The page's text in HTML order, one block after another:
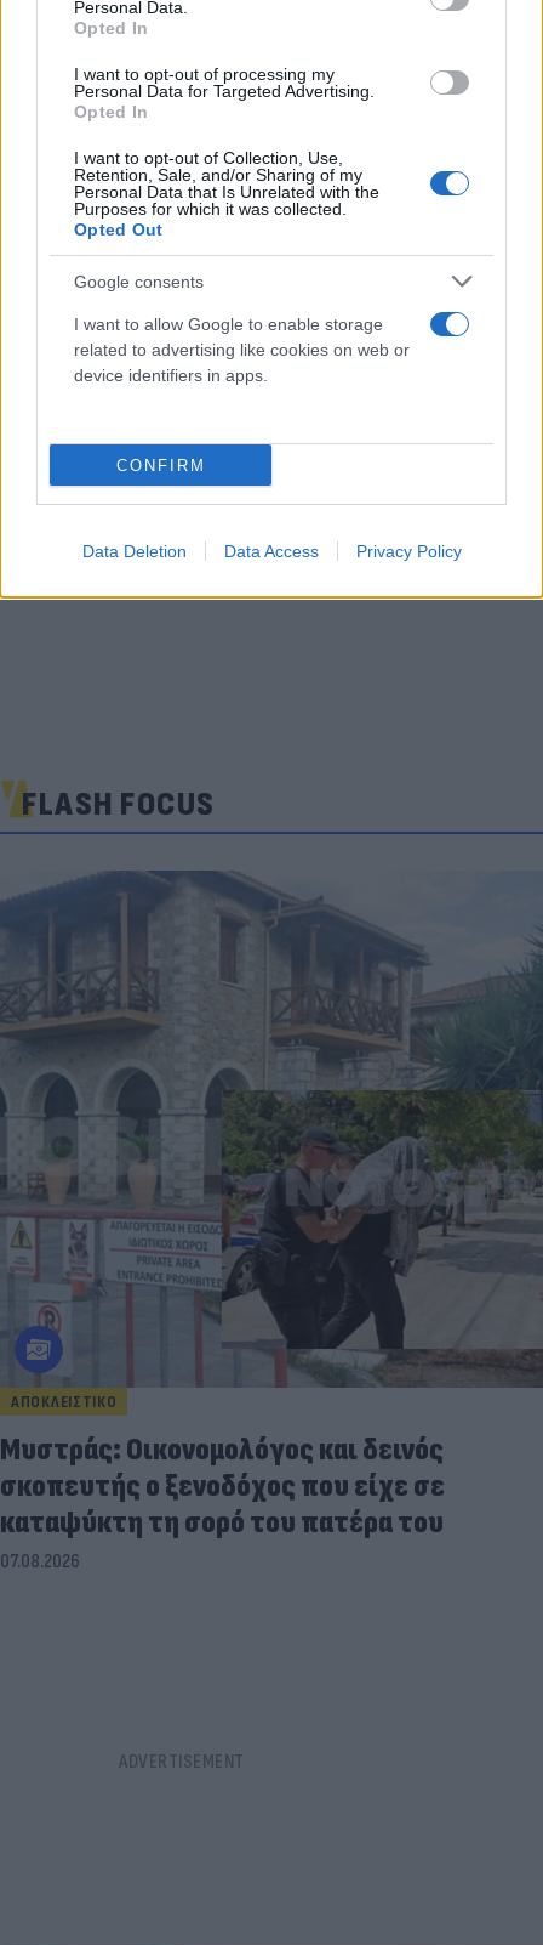
Personal Data.
Opted In
I want to opt-out of processing my
Personal Data for Targeted Advertising.
Opted In
I want to opt-out of Collection, Use,
Retention, Sale, and/or Sharing of my
Personal Data that Is Unrelated with the
Purposes for which it was collected.
Opted Out
Google consents
I want to allow Google to enable storage
related to advertising like cookies on web or
device identifiers in apps.
CONFIRM
Data Deletion Data Access Privacy Policy
FLASH FOCUS
ΑΠΟΚΛΕΙΣΤΙΚΟ
Μυστράς: Οικονομολόγος και δεινός
σκοπευτής ο ξενοδόχος που είχε σε
καταψύκτη τη σορό του πατέρα του
07.08.2026